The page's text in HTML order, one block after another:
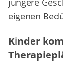
jüngere
eigenen
Kinder